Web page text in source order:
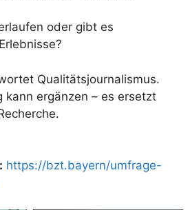
oder gibt es
Qualitätsjournalismus.
kann ergänzen – es ersetzt
https://bzt.bayern/umfrage-